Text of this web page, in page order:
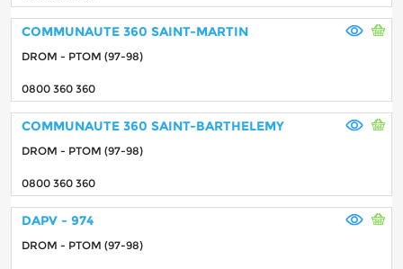
COMMUNAUTE 360 SAINT-MARTIN
DROM - PTOM (97-98)
0800 360 360
COMMUNAUTE 360 SAINT-BARTHELEMY
DROM - PTOM (97-98)
0800 360 360
DAPV - 974
DROM - PTOM (97-98)